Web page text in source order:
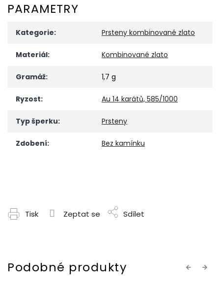
PARAMETRY
Kategorie: Prsteny kombinované zlato
Materiál: Kombinované zlato
Gramáž: 1,7 g
Ryzost: Au 14 karátů, 585/1000
Typ šperku: Prsteny
Zdobení: Bez kamínku
Tisk Zeptat se Sdílet
Previous
Next